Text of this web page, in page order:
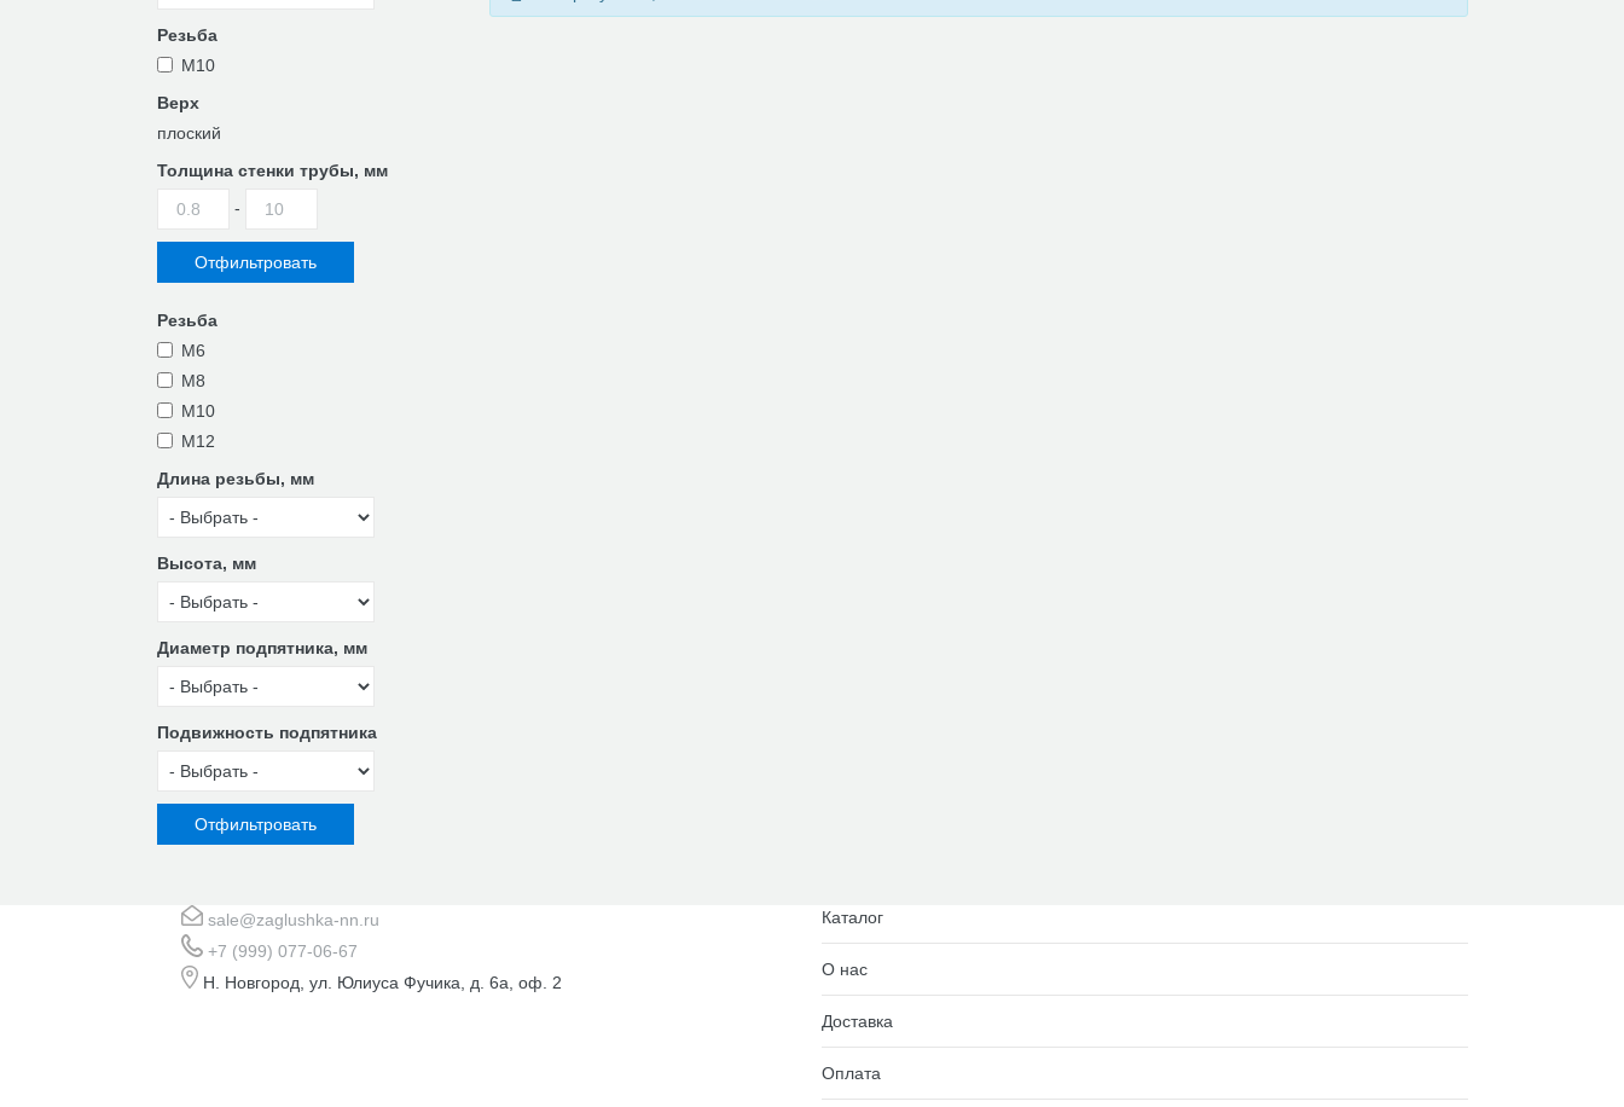
Резьба
М10
Верх
плоский
Толщина стенки трубы, мм
-
Резьба
M6
M8
M10
М12
Длина резьбы, мм
Высота, мм
Диаметр подпятника, мм
Подвижность подпятника
sale@zaglushka-nn.ru
+7 (999) 077-06-67
Н. Новгород, ул. Юлиуса Фучика, д. 6а, оф. 2
Каталог
О нас
Доставка
Оплата